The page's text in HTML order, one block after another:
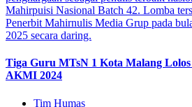
Tiga Guru MTsN 1 Kota Malang
AKMI 2024
Tim Humas